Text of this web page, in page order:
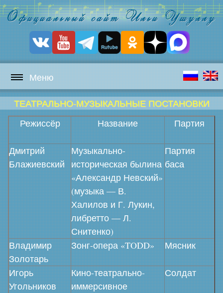
Меню
ТЕАТРАЛЬНО-МУЗЫКАЛЬНЫЕ ПОСТАНОВКИ
Режиссёр
Название Партия
Дмитрий
Блажиевский
Музыкально-
историческая былина
«Александр Невский»
(музыка — В.
Халилов и Г. Лукин,
либретто — Л.
Снитенко)
Партия
баса
Владимир
Золотарь
Зонг-опера «TODD» Мясник
Игорь
Угольников
Кино-театрально-
иммерсивное
Солдат